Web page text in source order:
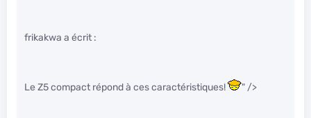
frikakwa a écrit :
Le Z5 compact répond à ces caractéristiques! " />